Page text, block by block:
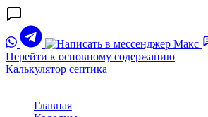
Перейти к основному содержанию
Калькулятор септика
Главная